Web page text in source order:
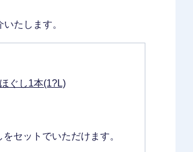
たします。
ぐし1本(1?L)
セットでいただけます。